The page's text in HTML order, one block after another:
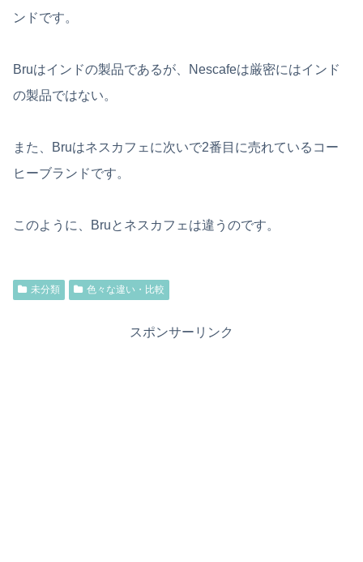
ンドです。
Bruはインドの製品であるが、Nescafeは厳密にはインド
の製品ではない。
また、Bruはネスカフェに次いで2番目に売れているコー
ヒーブランドです。
このように、Bruとネスカフェは違うのです。
未分類 色々な違い・比較
スポンサーリンク